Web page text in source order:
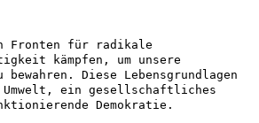
Fronten für radikale
kämpfen, um unsere
bewahren. Diese Lebensgrundlagen
Umwelt, ein gesellschaftliches
Demokratie.